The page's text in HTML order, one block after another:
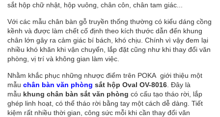
sắt hộp chữ nhật, hộp vuông, chân côn, chân tam giác...
Với các mẫu chân bàn gỗ truyền thống thường có kiểu dáng cồng
kềnh và được làm chết cố định theo kích thước dẫn đến khung
chân lớn gây ra cảm giác bí bách, khó chịu. Chính vì vậy đem lại
nhiều khó khăn khi vận chuyển, lắp đặt cũng như khi thay đổi văn
phòng, vị trí và không gian làm việc.
Nhằm khắc phục những nhược điểm trên POKA giới thiệu một
mẫu chân bàn văn phòng sắt hộp Oval OV-8016 . Đây là
mẫu khung chân bàn sắt văn phòng có cấu tạo tháo rời, lắp
ghép linh hoạt, có thể tháo rời bằng tay một cách dễ dàng. Tiết
kiệm rất nhiều thời gian, công sức mỗi khi cần thay đổi văn